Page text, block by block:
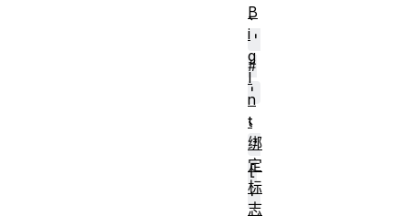
、
'
#
'
、
'
[
'
B
i
g
I
n
t
绑
定
标
志